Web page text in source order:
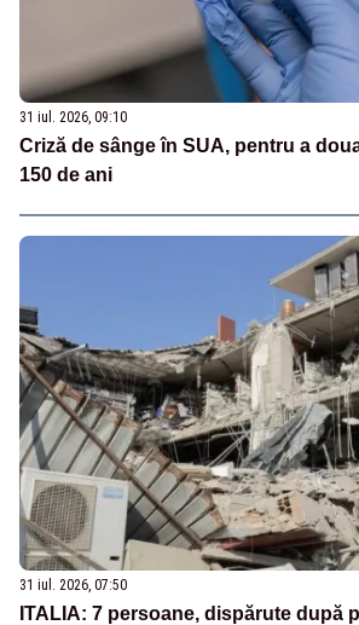
31 iul. 2026, 09:10
Criză de sânge în SUA, pentru a
150 de ani
31 iul. 2026, 07:50
ITALIA: 7 persoane, dispărute după